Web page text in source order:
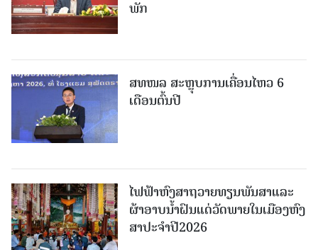
ພັກ
ສທໜລ ສະຫຼຸບການເຄື່ອນໄຫວ 6
ເດືອນຕົ້ນປີ
ໄຟຟ້າຫົງສາຖວາຍທຽນພັນສາແລະ
ຜ້າອາບນໍ້າຝົນແດ່ວັດພາຍໃນເມືອງຫົງ
ສາປະຈໍາປີ2026